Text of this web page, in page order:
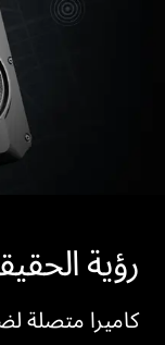
رؤية
كاميرا متصلة